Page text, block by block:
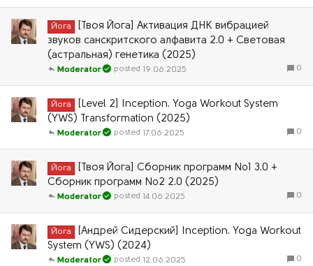
Йога
[Твоя Йога] Активация ДНК вибрацией
звуков санскритского алфавита 2.0 + Световая
(астральная) генетика (2025)
0
19.06.2025
Moderator
Йога
[Level 2] Inception. Yoga Workout System
(YWS) Transformation (2025)
0
17.06.2025
Moderator
Йога
[Твоя Йога] Сборник программ №1 3.0 +
Сборник программ №2 2.0 (2025)
0
14.06.2025
Moderator
Йога
[Андрей Сидерский] Inception. Yoga Workout
System (YWS) (2024)
0
12.06.2025
Moderator